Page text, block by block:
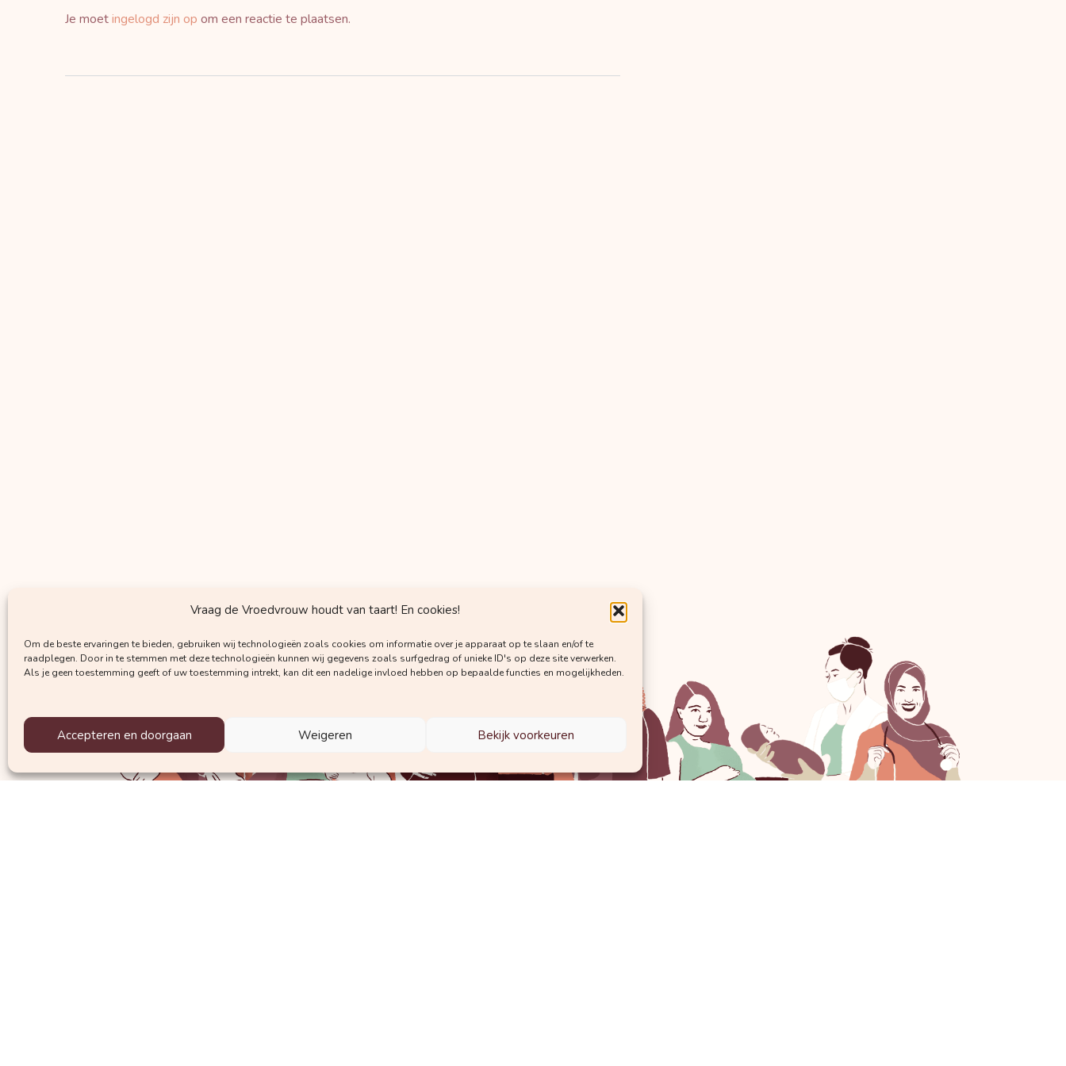
Vraag de Vroedvrouw houdt van taart! En cookies!
Om de beste ervaringen te bieden, gebruiken wij technologieën zoals cookies om informatie over je apparaat op te slaan en/of te
raadplegen. Door in te stemmen met deze technologieën kunnen wij gegevens zoals surfgedrag of unieke ID's op deze site verwerken.
Als je geen toestemming geeft of uw toestemming intrekt, kan dit een nadelige invloed hebben op bepaalde functies en mogelijkheden.
Accepteren en doorgaan Weigeren Bekijk voorkeuren
Je moetingelogd zijn op om een reactie te plaatsen.